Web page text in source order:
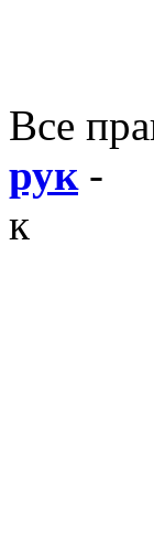
Все
рук-
к